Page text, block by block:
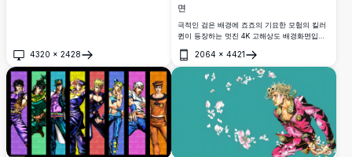
4320 × 2428
열기
면
극적인 검은 배경에 죠죠의 기묘한 모험의 킬러
퀸이 등장하는 멋진 4K 고해상도 배경화면입니
한자와 함께 세련된 모노크롬 스타일로 표현되
었습니다.
2064 × 4421
열기